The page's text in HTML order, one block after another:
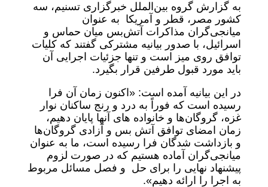
به گزارش گروه بین‌الملل خبرگزاری تسنیم، سه
کشور مصر، قطر و آمریکا به عنوان
میانجی‌گران مذاکرات آتش‌بس میان حماس و
اسرائیل، با صدور بیانیه مشترکی گفتند که کلیات
توافق روی میز است و تنها جزئیات اجرایی آن
باید مورد قبول طرفین قرار بگیرد.
در این بیانیه آمده است: «اکنون زمان آن فرا
رسیده است که فوراً به درد و رنج ساکنان نوار
غزه، گروگان‌ها و خانواده های آنها پایان دهیم،
زمان امضای توافق آتش بس و آزادی گروگان‌ها
و بازداشت شدگان فرا رسیده است، ما به عنوان
میانجی‌گران آماده هستیم که در صورت لزوم
پیشنهاد نهایی را برای حل و فصل مسائل مربوط
به اجرا را ارائه دهیم».